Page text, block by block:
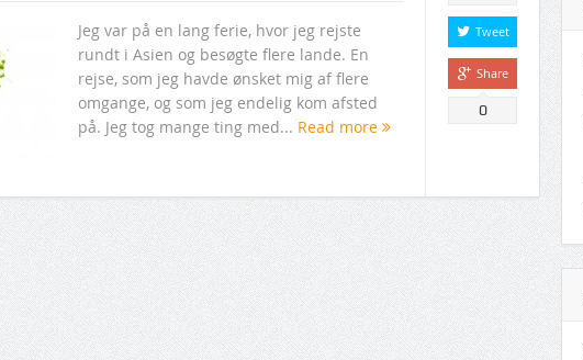
Jeg var på en lang ferie, hvor jeg rejste
rundt i Asien og besøgte flere lande. En
rejse, som jeg havde ønsket mig af flere
omgange, og som jeg endelig kom afsted
på. Jeg tog mange ting med... Read more
Tweet
Share
0